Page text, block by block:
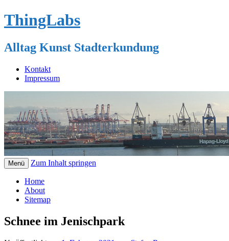
ThingLabs
Alltag Kunst Stadterkundung
Kontakt
Impressum
Menü Zum Inhalt springen
Home
About
Sitemap
Schnee im Jenischpark